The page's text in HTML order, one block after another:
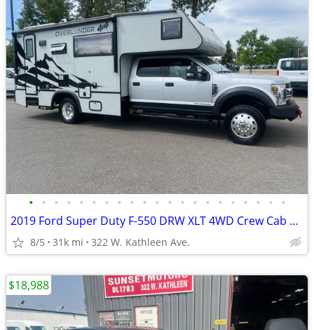
• • • • • • • • • • • • • • • • • • • • •
2019 Ford Super Duty F-550 DRW XLT 4WD Crew Cab 203 WB 84 CA
8/5 31k mi 322 W. Kathleen Ave.
$18,988